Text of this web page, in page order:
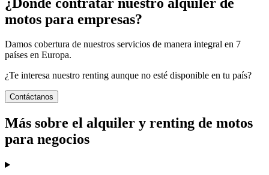
motos para empresas?
Damos cobertura de nuestros servicios de manera integral en 7
países en Europa.
¿Te interesa nuestro renting aunque no esté disponible en tu país?
Contáctanos
Más sobre el alquiler y renting de motos
para negocios